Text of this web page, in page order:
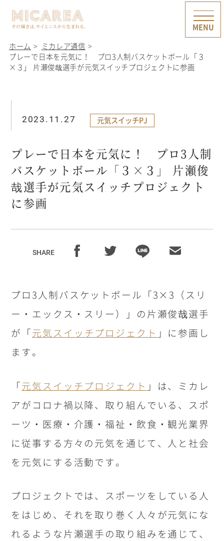
ホーム
ミカレア通信
プレーで日本を元気に！ プロ3人制バスケットボール「３
×３」 片瀬俊哉選手が元気スイッチプロジェクトに参画
2023.11.27 元気スイッチPJ
プレーで日本を元気に！ プロ3人制
バスケットボール「３×３」 片瀬俊
哉選手が元気スイッチプロジェクト
に参画
SHARE
プロ3人制バスケットボール「3×3 （スリ
ー・エックス・スリー）」の片瀬俊哉選手
が「元気スイッチプロジェクト 」に参画し
ます。
「元気スイッチプロジェクト 」は、ミカレ
アがコロナ禍以降、取り組んでいる、スポ
ーツ・医療・介護・福祉・飲食・観光業界
に従事する方々の元気を通じて、人と社会
を元気にする活動です。
プロジェクトでは、スポーツをしている人
をはじめ、それを取り巻く人々が元気にな
れるような片瀬選手の取り組みを通じて、